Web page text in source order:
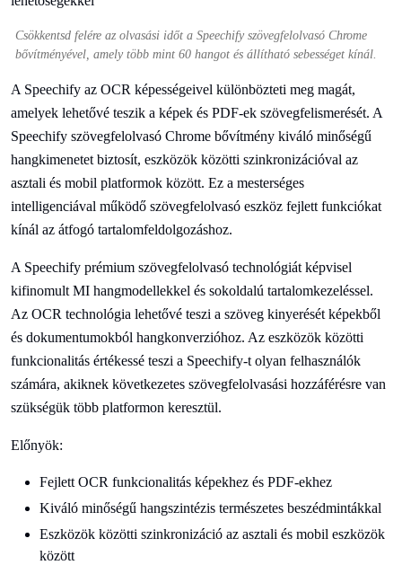
Csökkentsd felére az olvasási időt a Speechify szövegfelolvasó Chrome
bővítményével, amely több mint 60 hangot és állítható sebességet kínál.
A Speechify az OCR képességeivel különbözteti meg magát,
amelyek lehetővé teszik a képek és PDF-ek szövegfelismerését. A
Speechify szövegfelolvasó Chrome bővítmény kiváló minőségű
hangkimenetet biztosít, eszközök közötti szinkronizációval az
asztali és mobil platformok között. Ez a mesterséges
intelligenciával működő szövegfelolvasó eszköz fejlett funkciókat
kínál az átfogó tartalomfeldolgozáshoz.
A Speechify prémium szövegfelolvasó technológiát képvisel
kifinomult MI hangmodellekkel és sokoldalú tartalomkezeléssel.
Az OCR technológia lehetővé teszi a szöveg kinyerését képekből
és dokumentumokból hangkonverzióhoz. Az eszközök közötti
funkcionalitás értékessé teszi a Speechify-t olyan felhasználók
számára, akiknek következetes szövegfelolvasási hozzáférésre van
szükségük több platformon keresztül.
Előnyök:
Fejlett OCR funkcionalitás képekhez és PDF-ekhez
Kiváló minőségű hangszintézis természetes beszédmintákkal
Eszközök közötti szinkronizáció az asztali és mobil eszközök
között